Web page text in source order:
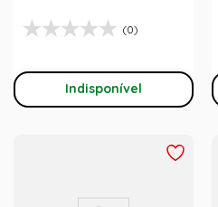
(0)
Indisponível